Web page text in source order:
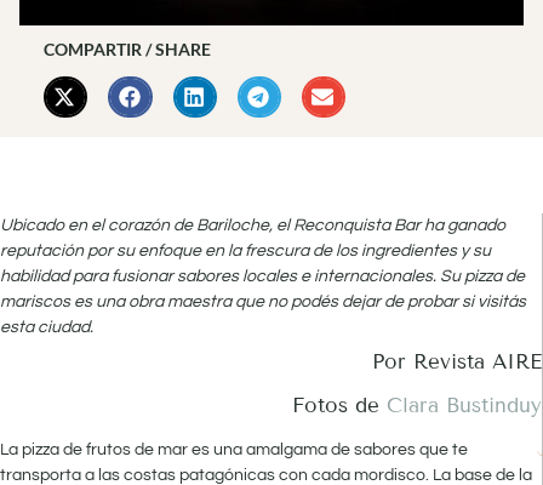
COMPARTIR / SHARE
Ubicado en el corazón de Bariloche, el Reconquista Bar ha ganado
reputación por su enfoque en la frescura de los ingredientes y su
habilidad para fusionar sabores locales e internacionales. Su pizza de
mariscos es una obra maestra que no podés dejar de probar si visitás
esta ciudad.
Por Revista AIRE
Fotos de Clara Bustinduy
La pizza de frutos de mar es una amalgama de sabores que te
transporta a las costas patagónicas con cada mordisco. La base de la